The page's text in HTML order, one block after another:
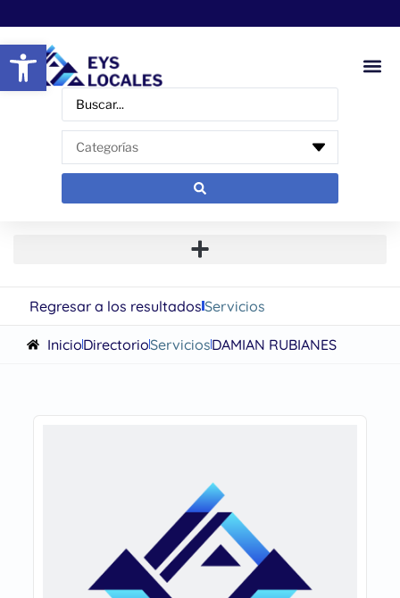
Abrir barra de herramientas
Regresar a los resultadosServicios
InicioDirectorioServiciosDAMIAN RUBIANES